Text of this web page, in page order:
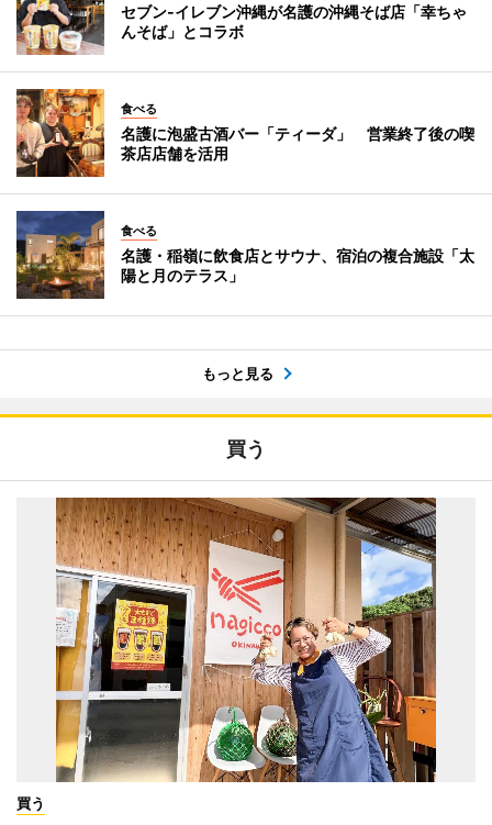
セブン‐イレブン沖縄が名護の沖縄そば店「幸ちゃ
んそば」とコラボ
食べる
名護に泡盛古酒バー「ティーダ」 営業終了後の喫
茶店店舗を活用
食べる
名護・稲嶺に飲食店とサウナ、宿泊の複合施設「太
陽と月のテラス」
もっと見る
買う
買う